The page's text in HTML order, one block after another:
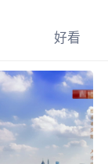
好看